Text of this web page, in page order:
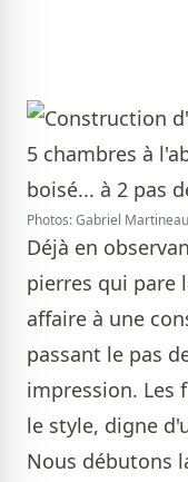
Photos: Gabriel
Déjà en
pierres qui pare
affaire à une
passant le pas
impression. Les
le style, digne
Nous débutons